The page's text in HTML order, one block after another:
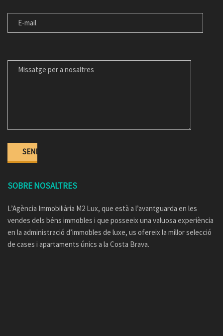
SOBRE NOSALTRES
L’Agència Immobiliària M2 Lux, que està a l’avantguarda en les
vendes dels béns immobles i que posseeix una valuosa experiència
en la administració d’immobles de luxe, us ofereix la millor selecció
de cases i apartaments únics a la Costa Brava.